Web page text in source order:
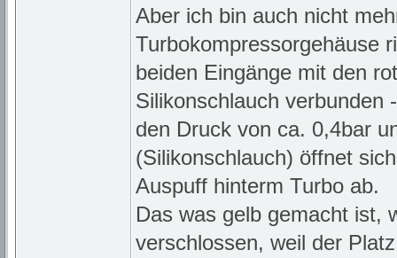
Aber ich bin auch nicht
Turbokompressorgehäuse
beiden Eingänge mit den
Silikonschlauch verbunden
den Druck von ca. 0,4bar
(Silikonschlauch) öffnet
Auspuff hinterm Turbo ab.
Das was gelb gemacht ist,
verschlossen, weil der